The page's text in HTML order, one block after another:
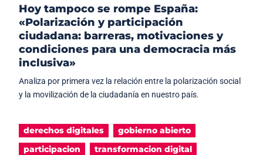
Hoy tampoco se rompe España:
«Polarización y participación
ciudadana: barreras, motivaciones y
condiciones para una democracia más
inclusiva»
Analiza por primera vez la relación entre la polarización social
y la movilización de la ciudadanía en nuestro país.
derechos digitales
gobierno abierto
participacion
transformacion digital